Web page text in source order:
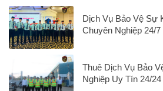
Dịch Vụ Bảo Vệ Sự
Chuyên Nghiệp 24/7
Thuê Dịch Vụ Bảo
Nghiệp Uy Tín 24/24